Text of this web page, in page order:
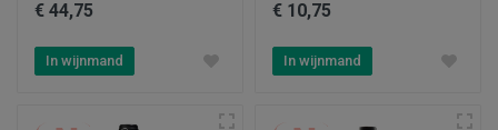
€ 44,75
In wijnmand
€ 10,75
In wijnmand